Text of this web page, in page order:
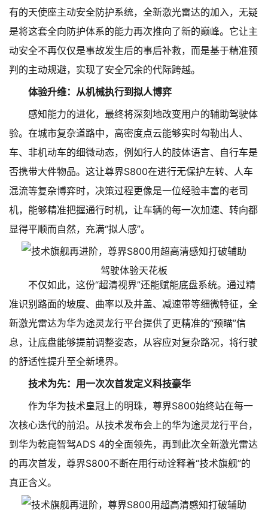
有的天使座主动安全防护系统，全新激光雷达的加入，无疑
是将这套全向防护体系的能力再次推向了新的巅峰。它让主
动安全不再仅仅是事故发生后的事后补救，而是基于精准预
判的主动规避，实现了安全冗余的代际跨越。
体验升维：从机械执行到拟人博弈
感知能力的进化，最终将深刻地改变用户的辅助驾驶体
验。在城市复杂道路中，高密度点云能够实时勾勒出人、
车、非机动车的细微动态，例如行人的肢体语言、自行车是
否携带大件物品。这让尊界S800在进行无保护左转、人车
混流等复杂博弈时，决策过程更像是一位经验丰富的老司
机，能够精准把握通行时机，让车辆的每一次加速、转向都
显得平顺而自然，充满“拟人感”。
不仅如此，这份“超清视界”还能赋能底盘系统。通过精
准识别路面的坡度、曲率以及井盖、减速带等细微特征，全
新激光雷达为华为途灵龙行平台提供了更精准的“预瞄”信
息，让底盘能够提前调整姿态，从容应对复杂路况，将行驶
的舒适性提升至全新境界。
技术为先：用一次次首发定义科技豪华
作为华为技术皇冠上的明珠，尊界S800始终站在每一
次核心迭代的前沿。从技术发布会上的华为途灵龙行平台，
到华为乾崑智驾ADS 4的全面领先，再到此次全新激光雷达
的再次首发，尊界S800不断在用行动诠释着“技术旗舰”的
真正含义。